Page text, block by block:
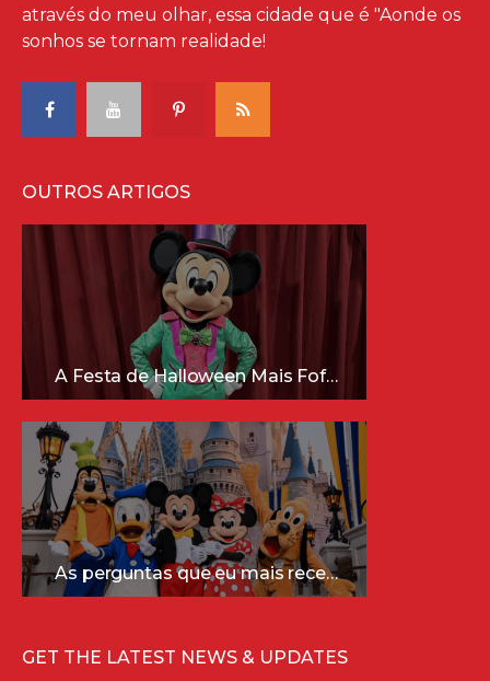
através do meu olhar, essa cidade que é "Aonde os
sonhos se tornam realidade!
OUTROS ARTIGOS
A Festa de Halloween Mais Fofa da Disney Está Chegando!
As perguntas que eu mais recebo sobre a Disney (e as respostas mais sinceras!)
GET THE LATEST NEWS & UPDATES